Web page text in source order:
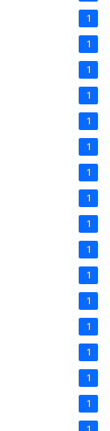
1
1
1
1
1
1
1
1
1
1
1
1
1
1
1
1